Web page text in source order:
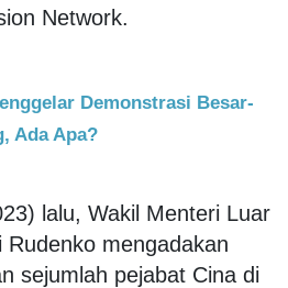
Network.
Demonstrasi Besar-
Ada Apa?
lalu, Wakil Menteri Luar
Rudenko mengadakan
sejumlah pejabat Cina di